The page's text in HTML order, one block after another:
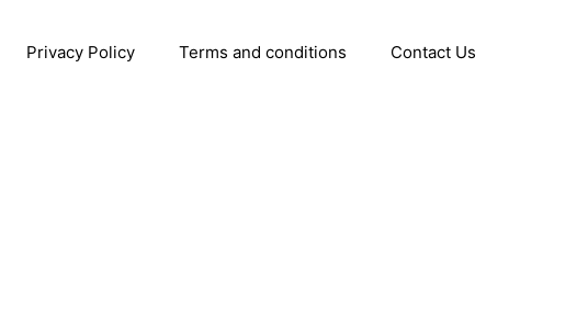
Privacy Policy Terms and conditions Contact Us